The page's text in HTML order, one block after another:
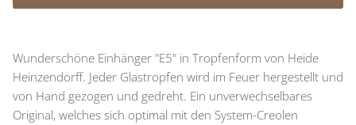
Wunderschöne Einhänger "E5" in Tropfenform von Heide
Heinzendorff. Jeder Glastropfen wird im Feuer hergestellt und
von Hand gezogen und gedreht. Ein unverwechselbares
Original, welches sich optimal mit den System-Creolen